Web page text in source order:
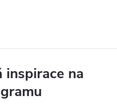
inspirace na